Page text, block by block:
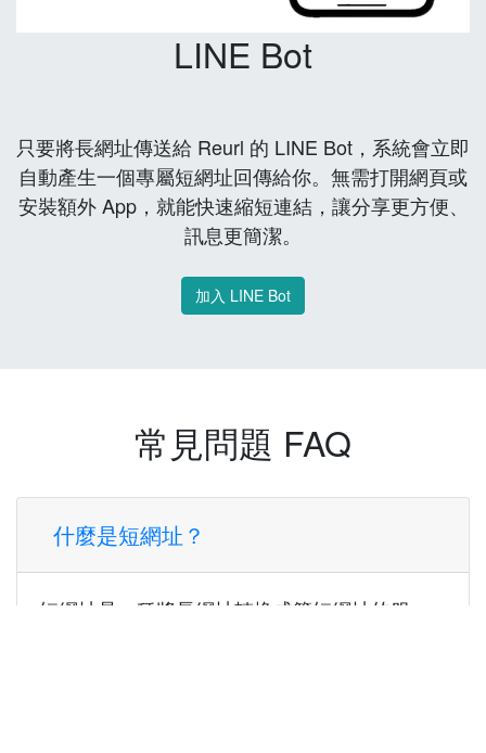
LINE Bot
只要將長網址傳送給 Reurl 的 LINE Bot，系統會立即
自動產生一個專屬短網址回傳給你。無需打開網頁或
安裝額外 App，就能快速縮短連結，讓分享更方便、
訊息更簡潔。
加入 LINE Bot
常見問題 FAQ
什麼是短網址？
短網址是一種將長網址轉換成簡短網址的服